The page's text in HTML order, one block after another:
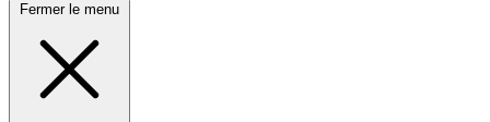
Fermer le menu